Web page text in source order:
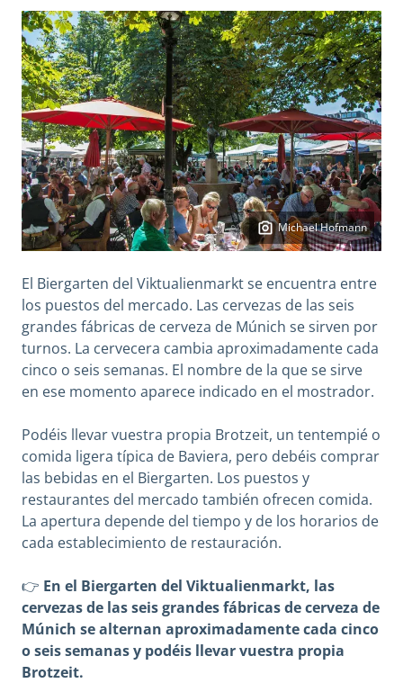
Michael Hofmann
El Biergarten del Viktualienmarkt se encuentra entre
los puestos del mercado. Las cervezas de las seis
grandes fábricas de cerveza de Múnich se sirven por
turnos. La cervecera cambia aproximadamente cada
cinco o seis semanas. El nombre de la que se sirve
en ese momento aparece indicado en el mostrador.
Podéis llevar vuestra propia Brotzeit, un tentempié o
comida ligera típica de Baviera, pero debéis comprar
las bebidas en el Biergarten. Los puestos y
restaurantes del mercado también ofrecen comida.
La apertura depende del tiempo y de los horarios de
cada establecimiento de restauración.
👉 En el Biergarten del Viktualienmarkt, las
cervezas de las seis grandes fábricas de cerveza de
Múnich se alternan aproximadamente cada cinco
o seis semanas y podéis llevar vuestra propia
Brotzeit.